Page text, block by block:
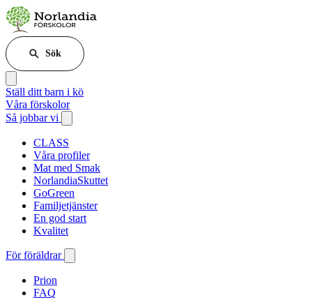
Sök
Ställ ditt barn i kö
Våra förskolor
Så jobbar vi
CLASS
Våra profiler
Mat med Smak
NorlandiaSkuttet
GoGreen
Familjetjänster
En god start
Kvalitet
För föräldrar
Prion
FAQ